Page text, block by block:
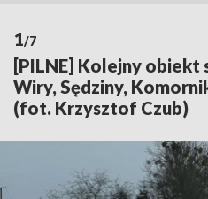
1/7
[PILNE] Kolejny obiekt
Wiry, Sędziny,
(fot. Krzysztof Czub)